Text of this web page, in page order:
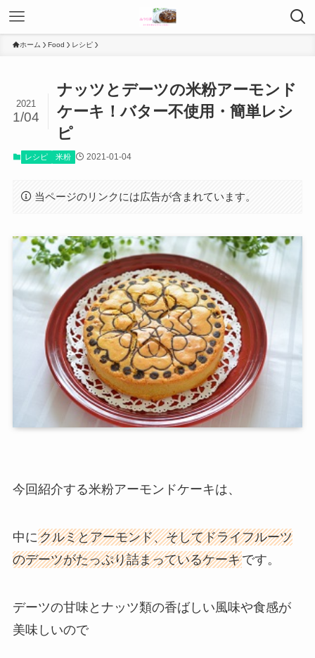
ホーム Food レシピ
ナッツとデーツの米粉アーモンド
ケーキ！バター不使用・簡単レシ
ピ
2021
1/04
レシピ 米粉 2021-01-04
当ページのリンクには広告が含まれています。
今回紹介する米粉アーモンドケーキは、
中にクルミとアーモンド、そしてドライフルーツ
のデーツがたっぷり詰まっているケーキです。
デーツの甘味とナッツ類の香ばしい風味や食感が
美味しいので